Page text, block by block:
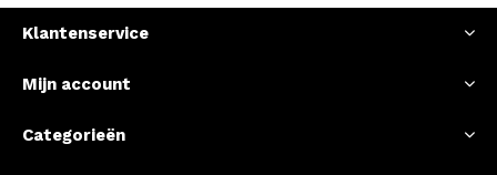
Klantenservice
Mijn account
Categorieën